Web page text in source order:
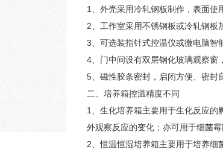
1、外壳采用冷轧钢板制作，表面使
2、工作室采用不锈钢板或冷轧钢板
3、可选装指针式控温仪或微电脑智
4、门中间设有双层钢化玻璃观察窗
5、磁性胶条密封，启闭方便、密封
二、培养箱控温精度不同
1、生化培养箱主要用于生化反应
外观察反应的变化；亦可用于细菌霉
2、恒温恒湿培养箱主要用于培养细